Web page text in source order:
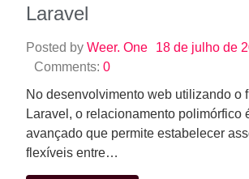
Laravel, o relacionamento polimórfico
flexíveis entre…
Read More